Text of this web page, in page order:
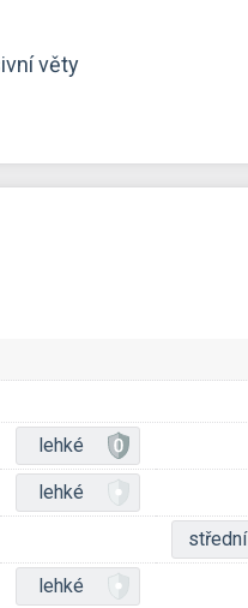
věty
lehké
lehké
střední
lehké